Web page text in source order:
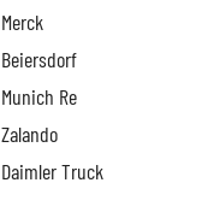
Merck
Beiersdorf
Munich Re
Zalando
Daimler Truck